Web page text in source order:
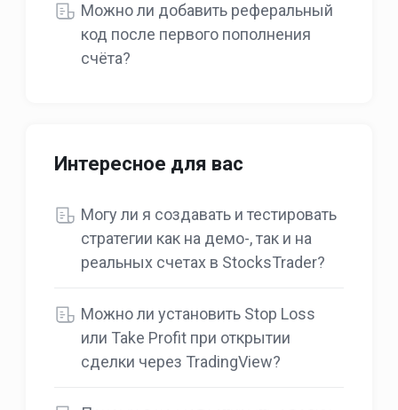
Можно ли добавить реферальный
код после первого пополнения
счёта?
Интересное для вас
Могу ли я создавать и тестировать
стратегии как на демо-, так и на
реальных счетах в StocksTrader?
Можно ли установить Stop Loss
или Take Profit при открытии
сделки через TradingView?